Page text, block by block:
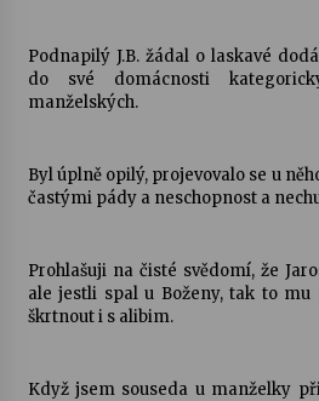
Ozvěny prázdnin
14. 7. 2026
odkaz Josefa Čapka
13. 7. 2026
Varhanní recitál
Želiv
Podnapilý J.B. žádal o laskavé
do své domácnosti
manželských.
Byl úplně opilý, projevovalo se u
častými pády a neschopnost a
Prohlašuji na čisté svědomí, že
ale jestli spal u Boženy, tak to
škrtnout i s alibim.
Když jsem souseda u manželky